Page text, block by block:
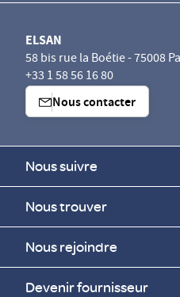
ELSAN
58 bis rue la Boétie - 75008
+33 1 58 56 16 80
Nous contacter
Nous suivre
Nous trouver
Nous rejoindre
Devenir fournisseur